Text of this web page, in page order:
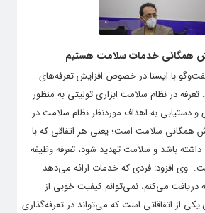
همگانی خدمات سلامت هستیم
با ایسنا در خصوص افزایش تعرفه‌های
در نظام سلامت ابزاری تولیتی به منظور
و دستیابی به اهداف موردنظر نظام سلامت در
همگانی سلامت است؛ یعنی هر اتفاقی که با
باشد و سلامت تهدید شود، تعرفه وظیفه
وی افزود: فردی که خدمات ارائه می‌دهد
دریافت می‌کنم، نمی‌توانم کیفیت خوبی از
یکی از اتفاقاتی است که می‌تواند در تعرفه‌گذاری